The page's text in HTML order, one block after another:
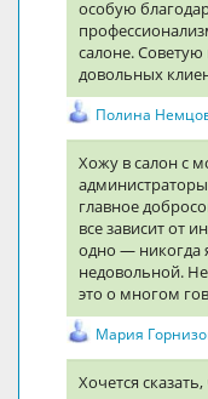
особую
салоне. Советую
довольных
Полина
Хожу в салон с
главное
все зависит от
одно — никогда
недовольной.
это о многом
Мария
Хочется